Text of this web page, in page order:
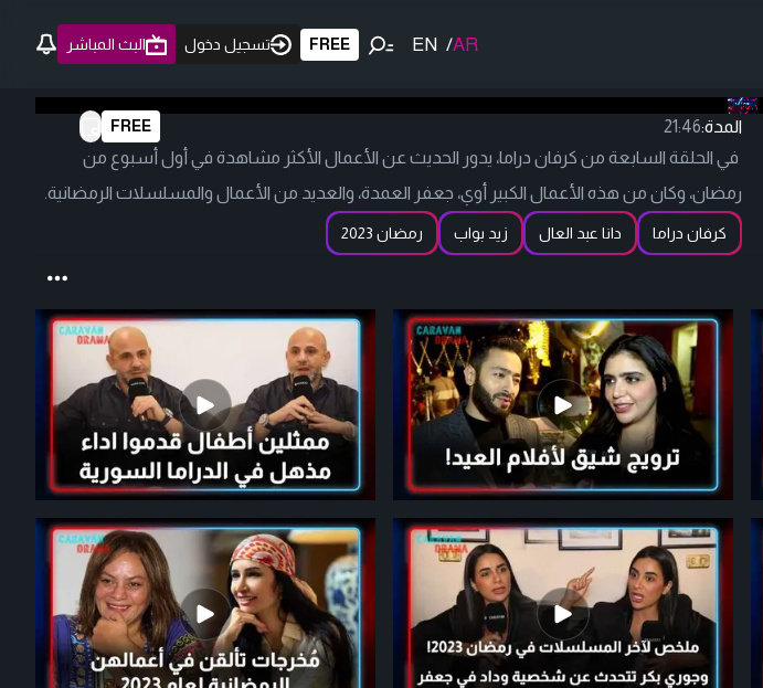
AR
/
EN
FREE تسجيل دخول البث المباشر
FREE المدة:21:46
في الحلقة السابعة من كرفان دراما، يدور الحديث عن الأعمال الأكثر مشاهدة في أول أسبوع من
رمضان، وكان من هذه الأعمال الكبير أوي، جعفر العمدة، والعديد من الأعمال والمسلسلات الرمضانية.
كرفان دراما دانا عبد العال زيد بواب رمضان 2023